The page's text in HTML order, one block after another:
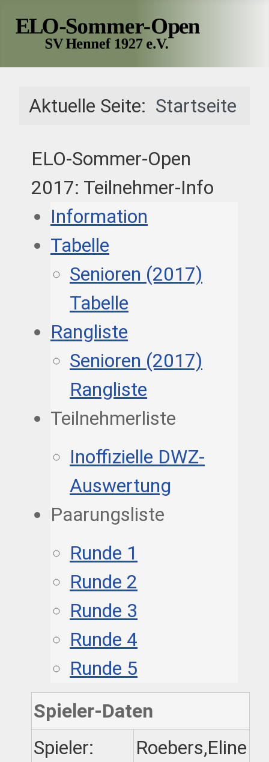
Aktuelle Seite: Startseite
ELO-Sommer-Open
2017: Teilnehmer-Info
Information
Tabelle
Senioren (2017)
Tabelle
Rangliste
Senioren (2017)
Rangliste
Teilnehmerliste
Inoffizielle DWZ-
Auswertung
Paarungsliste
Runde 1
Runde 2
Runde 3
Runde 4
Runde 5
Spieler-Daten
Spieler:
Roebers,Eline